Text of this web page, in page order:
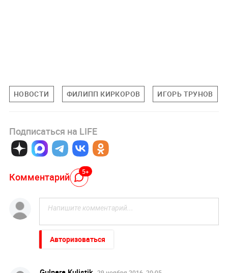
НОВОСТИ ФИЛИПП КИРКОРОВ ИГОРЬ ТРУНОВ
Подписаться на LIFE
Комментарий 5+
Авторизоваться